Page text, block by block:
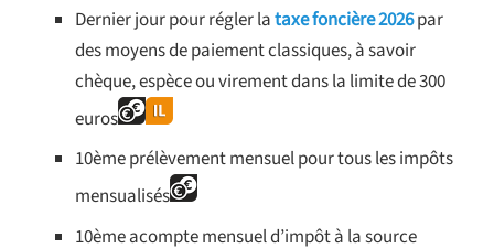
Dernier jour pour régler lataxe foncière 2026par
des moyens de paiement classiques, à savoir
chèque, espèce ou virement dans la limite de 300
euros
10ème prélèvement mensuel pour tous les impôts
mensualisés
10ème acompte mensuel d’impôt à la source